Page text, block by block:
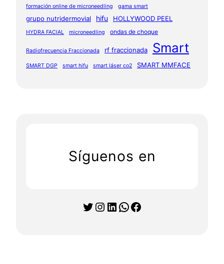
formación online de microneedling gama smart
grupo nutridermovial hifu HOLLYWOOD PEEL
HYDRA FACIAL microneedling ondas de choque
Radiofrecuencia Fraccionada rf fraccionada Smart
SMART DGP smart hifu smart láser co2 SMART MMFACE
Síguenos en
Twitter Instagram LinkedIn WhatsApp Facebook